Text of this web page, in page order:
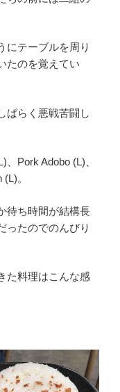
にテーブルを周り
たのを覚えてい
ばらく悪戦苦闘し
Pork Adobo (L)、
。
待ち時間が結構長
ったのでのんびり
た料理はこんな感